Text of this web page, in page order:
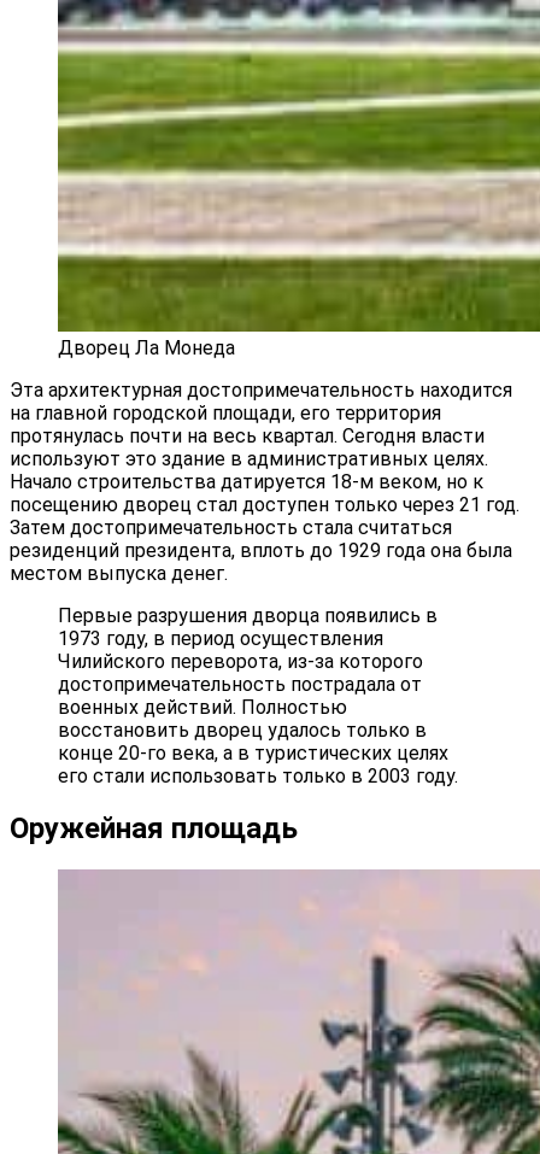
Дворец Ла Монеда
Эта архитектурная достопримечательность находится
на главной городской площади, его территория
протянулась почти на весь квартал. Сегодня власти
используют это здание в административных целях.
Начало строительства датируется 18-м веком, но к
посещению дворец стал доступен только через 21 год.
Затем достопримечательность стала считаться
резиденций президента, вплоть до 1929 года она была
местом выпуска денег.
Первые разрушения дворца появились в
1973 году, в период осуществления
Чилийского переворота, из-за которого
достопримечательность пострадала от
военных действий. Полностью
восстановить дворец удалось только в
конце 20-го века, а в туристических целях
его стали использовать только в 2003 году.
Оружейная площадь